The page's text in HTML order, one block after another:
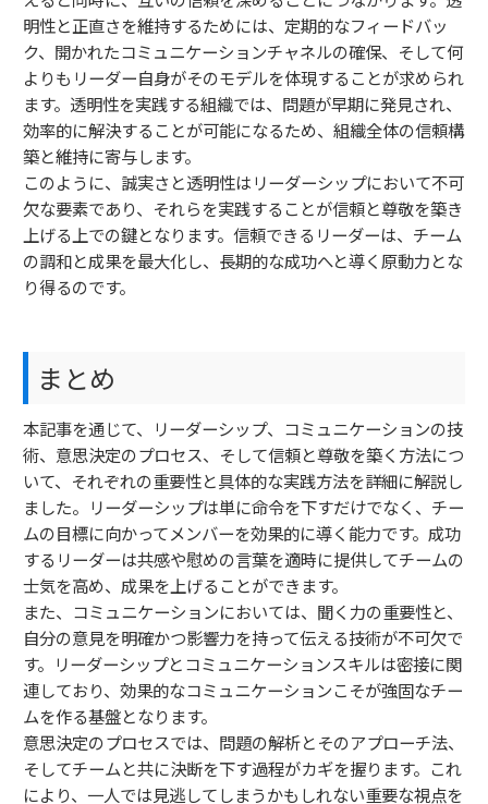
明性と正直さを維持するためには、定期的なフィードバッ
ク、開かれたコミュニケーションチャネルの確保、そして何
よりもリーダー自身がそのモデルを体現することが求められ
ます。透明性を実践する組織では、問題が早期に発見され、
効率的に解決することが可能になるため、組織全体の信頼構
築と維持に寄与します。
このように、誠実さと透明性はリーダーシップにおいて不可
欠な要素であり、それらを実践することが信頼と尊敬を築き
上げる上での鍵となります。信頼できるリーダーは、チーム
の調和と成果を最大化し、長期的な成功へと導く原動力とな
り得るのです。
まとめ
本記事を通じて、リーダーシップ、コミュニケーションの技
術、意思決定のプロセス、そして信頼と尊敬を築く方法につ
いて、それぞれの重要性と具体的な実践方法を詳細に解説し
ました。リーダーシップは単に命令を下すだけでなく、チー
ムの目標に向かってメンバーを効果的に導く能力です。成功
するリーダーは共感や慰めの言葉を適時に提供してチームの
士気を高め、成果を上げることができます。
また、コミュニケーションにおいては、聞く力の重要性と、
自分の意見を明確かつ影響力を持って伝える技術が不可欠で
す。リーダーシップとコミュニケーションスキルは密接に関
連しており、効果的なコミュニケーションこそが強固なチー
ムを作る基盤となります。
意思決定のプロセスでは、問題の解析とそのアプローチ法、
そしてチームと共に決断を下す過程がカギを握ります。これ
により、一人では見逃してしまうかもしれない重要な視点を